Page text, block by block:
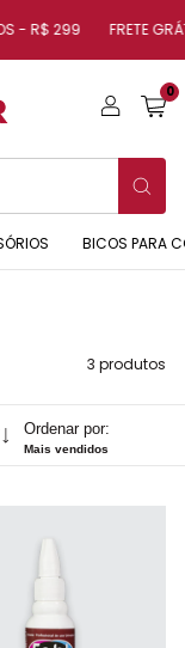
- R$ 299 FRETE
0
BICOS PARA
3 produtos
Ordenar por:
Mais vendidos